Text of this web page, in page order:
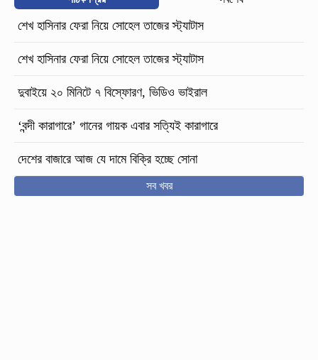
শেখ হাসিনার ফেরা নিয়ে সোহেল তাজের স্ট্যাটাস
শেখ হাসিনার ফেরা নিয়ে সোহেল তাজের স্ট্যাটাস
দুবাইয়ে ২০ মিনিটে ৭ বিস্ফোরণ, ভিডিও ভাইরাল
‘বন্দী কারাগারে’ গানের গায়ক এবার সত্যিই কারাগারে
দেশের বাজারে আজ যে দামে বিক্রি হচ্ছে সোনা
সব খবর